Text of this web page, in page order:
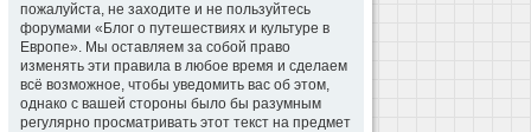
пожалуйста, не заходите и не пользуйтесь
форумами «Блог о путешествиях и культуре в
Европе». Мы оставляем за собой право
изменять эти правила в любое время и сделаем
всё возможное, чтобы уведомить вас об этом,
однако с вашей стороны было бы разумным
регулярно просматривать этот текст на предмет